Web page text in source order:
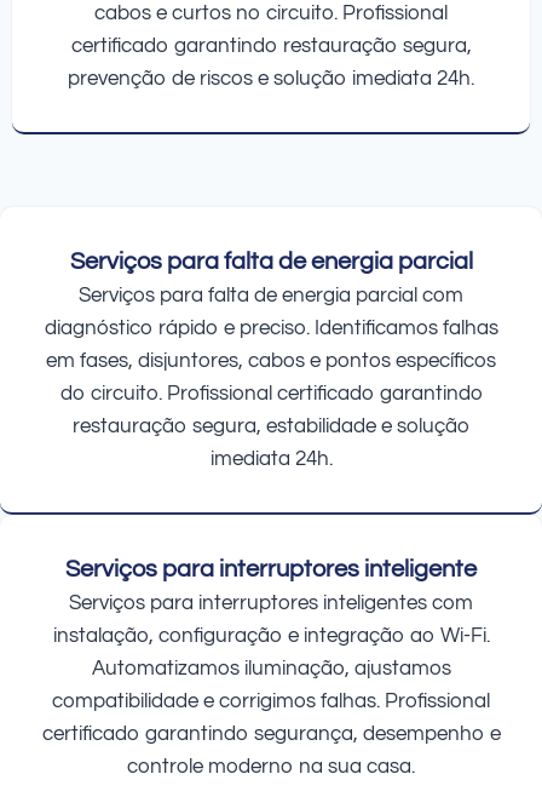
cabos e curtos no circuito. Profissional
certificado garantindo restauração segura,
prevenção de riscos e solução imediata 24h.
Serviços para falta de energia parcial
Serviços para falta de energia parcial com
diagnóstico rápido e preciso. Identificamos falhas
em fases, disjuntores, cabos e pontos específicos
do circuito. Profissional certificado garantindo
restauração segura, estabilidade e solução
imediata 24h.
Serviços para interruptores inteligente
Serviços para interruptores inteligentes com
instalação, configuração e integração ao Wi-Fi.
Automatizamos iluminação, ajustamos
compatibilidade e corrigimos falhas. Profissional
certificado garantindo segurança, desempenho e
controle moderno na sua casa.